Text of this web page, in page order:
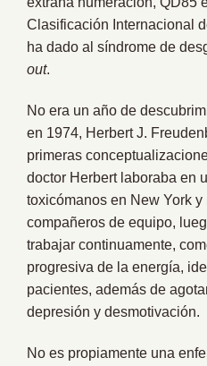
Clasificación Internacional
ha dado al síndrome de
out.
No era un año de
en 1974, Herbert J.
primeras
doctor Herbert laboraba en
toxicómanos en New York
compañeros de equipo,
trabajar continuamente,
progresiva de la energía,
pacientes, además de
depresión y desmotivación.
No es propiamente una